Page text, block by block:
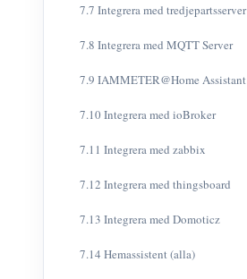
7.7 Integrera med tredjepartsserver
7.8 Integrera med MQTT Server
7.9 IAMMETER@Home Assistant
7.10 Integrera med ioBroker
7.11 Integrera med zabbix
7.12 Integrera med thingsboard
7.13 Integrera med Domoticz
7.14 Hemassistent (alla)